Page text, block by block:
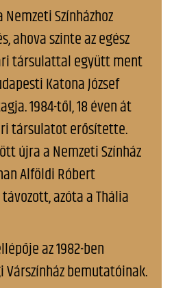
Nemzeti Színházhoz
ahova szinte az egész
társulattal együtt ment
Katona József
1984-től, 18 éven át
társulatot erősítette.
újra a Nemzeti Színház
Alföldi Róbert
azóta a Thália
az 1982-ben
bemutatóinak.